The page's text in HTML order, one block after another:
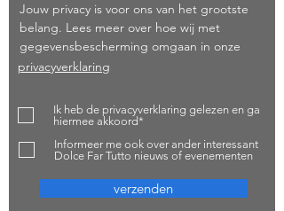
privacyverklaring
Jouw privacy is voor ons van het grootste
belang. Lees meer over hoe wij met
gegevensbescherming omgaan in onze
Ik heb de privacyverklaring gelezen en ga
hiermee akkoord*
Informeer me ook over ander interessant
Dolce Far Tutto nieuws of evenementen
verzenden